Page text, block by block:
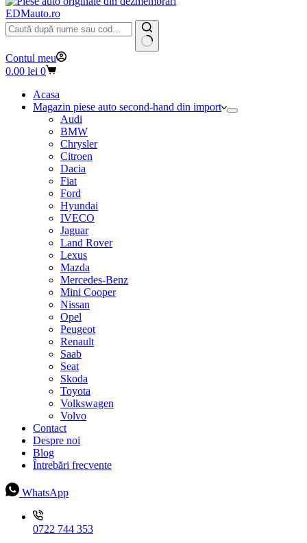
EDMauto.ro
Niciun
rezultat
Contul meu
Coș
cumpărături
0.00 lei 0
Acasa
Magazin piese auto second-hand din import
Audi
BMW
Chrysler
Citroen
Dacia
Fiat
Ford
Hyundai
IVECO
Jaguar
Land Rover
Lexus
Mazda
Mercedes-Benz
Mini Cooper
Nissan
Opel
Peugeot
Renault
Saab
Seat
Skoda
Toyota
Volkswagen
Volvo
Contact
Despre noi
Blog
Întrebări frecvente
WhatsApp
0722 744 353